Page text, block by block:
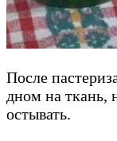
После
дном на ткань,
остывать.